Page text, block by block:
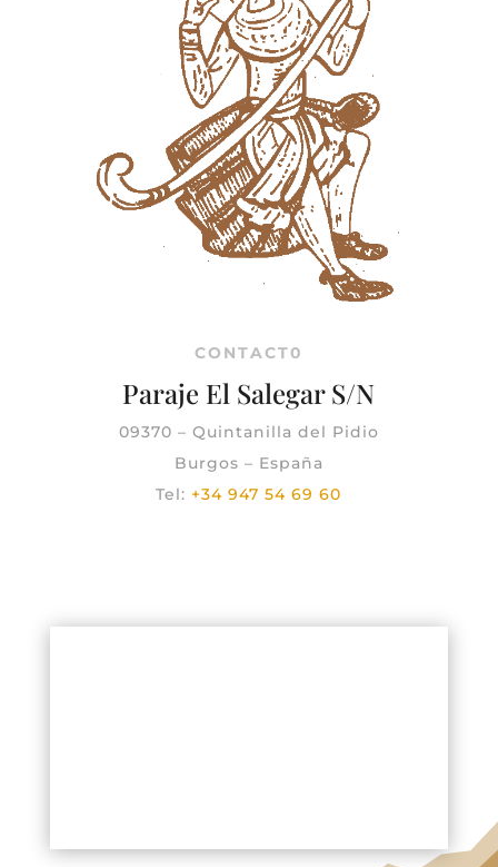
CONTACT0
Paraje El Salegar S/N
09370 – Quintanilla del Pidio
Burgos – España
Tel: +34 947 54 69 60